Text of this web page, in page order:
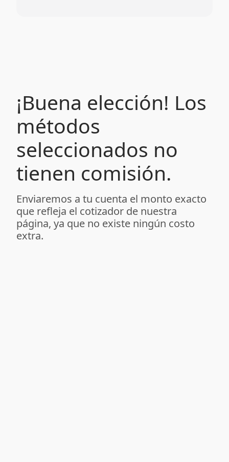
¡Buena elección! Los
métodos
seleccionados no
tienen comisión.
Enviaremos a tu cuenta el monto exacto
que refleja el cotizador de nuestra
página, ya que no existe ningún costo
extra.